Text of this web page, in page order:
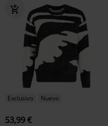
Exclusivo Nuevo
53,99 €